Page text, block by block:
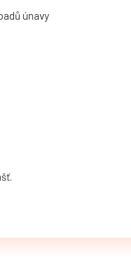
únavy